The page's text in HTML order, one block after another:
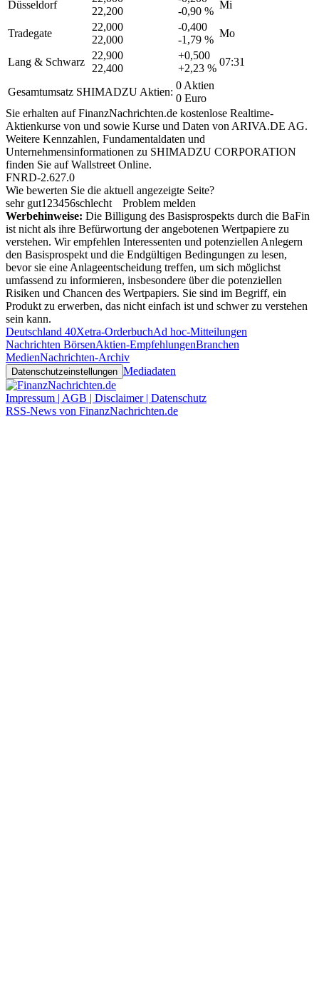
Düsseldorf
22,200
-0,90 %
Mi
Tradegate
22,000
22,000
-0,400
-1,79 %
Mo
Lang & Schwarz
22,900
22,400
+0,500
+2,23 %
07:31
Gesamtumsatz SHIMADZU Aktien:
0 Aktien
0 Euro
Sie erhalten auf FinanzNachrichten.de kostenlose Realtime-
Aktienkurse von und sowie Kurse und Daten von ARIVA.DE AG.
Weitere Kennzahlen, Fundamentaldaten und
Unternehmensinformationen zu SHIMADZU CORPORATION
finden Sie aufWallstreet Online.
FNRD-2.627.0
Wie bewerten Sie die aktuell angezeigte Seite?
sehr gut1 23456schlecht
Problem melden
Werbehinweise: Die Billigung des Basisprospekts durch die BaFin
ist nicht als ihre Befürwortung der angebotenen Wertpapiere zu
verstehen. Wir empfehlen Interessenten und potenziellen Anlegern
den Basisprospekt und die Endgültigen Bedingungen zu lesen,
bevor sie eine Anlageentscheidung treffen, um sich möglichst
umfassend zu informieren, insbesondere über die potenziellen
Risiken und Chancen des Wertpapiers. Sie sind im Begriff, ein
Produkt zu erwerben, das nicht einfach ist und schwer zu verstehen
sein kann.
Deutschland 40Xetra-OrderbuchAd hoc-Mitteilungen
Nachrichten BörsenAktien-EmpfehlungenBranchen
MedienNachrichten-Archiv
Datenschutzeinstellungen Mediadaten
Impressum | AGB | Disclaimer | Datenschutz
RSS-News von FinanzNachrichten.de